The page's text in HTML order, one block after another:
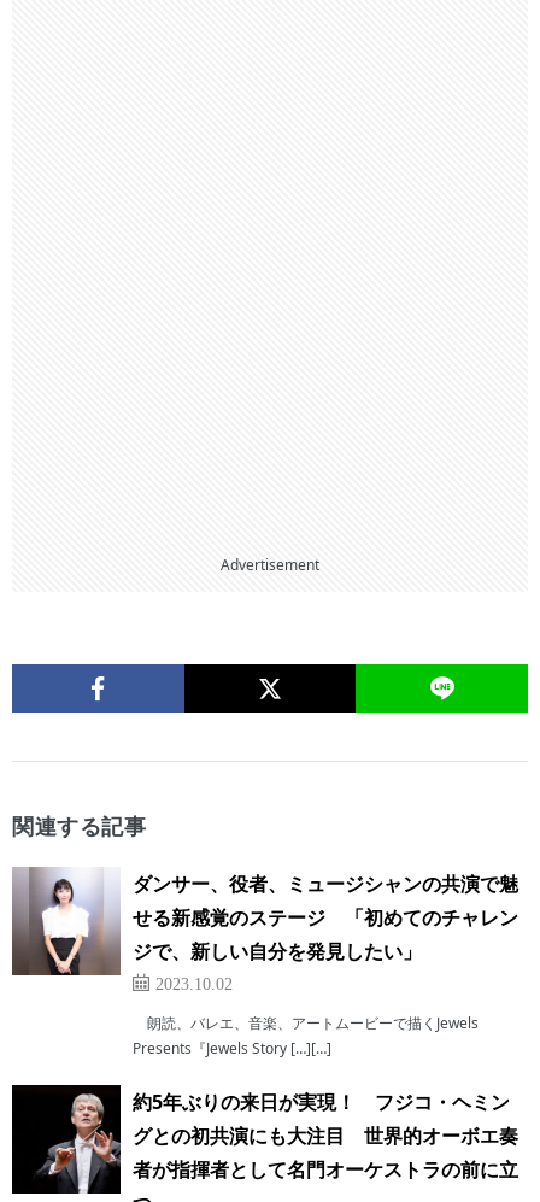
Advertisement
関連する記事
ダンサー、役者、ミュージシャンの共演で魅
せる新感覚のステージ 「初めてのチャレン
ジで、新しい自分を発見したい」
2023.10.02
朗読、バレエ、音楽、アートムービーで描くJewels
Presents『Jewels Story […][…]
約5年ぶりの来日が実現！ フジコ・ヘミン
グとの初共演にも大注目 世界的オーボエ奏
者が指揮者として名門オーケストラの前に立